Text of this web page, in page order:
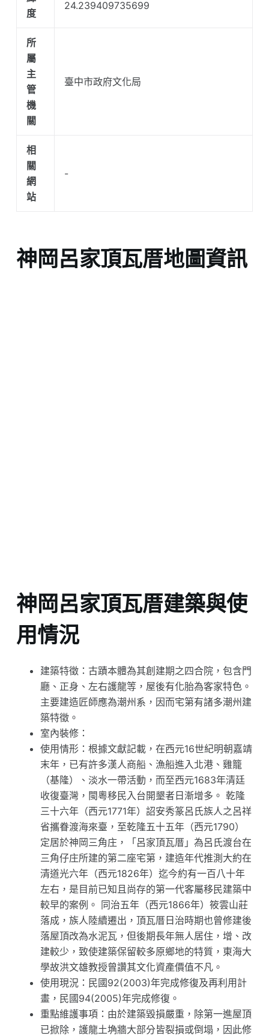
度
24.239409735699
所
屬
主
管
機
關
臺中市政府文化局
相
關
網
站
-
神岡呂家頂瓦厝地圖資訊
神岡呂家頂瓦厝建築與使
用情況
建築特徵：古蹟本體為其創建期之四合院，包含門
廳、正身、左右護龍等，屋後有化胎為客家特色。
主要建造匠師應為潮州系，因而宅第有諸多潮州建
築特徵。
室內裝修：
使用情形：根據文獻記載，在西元16世紀明朝嘉靖
末年，已有許多漢人商船、漁船進入北港、雞籠
（基隆）、淡水一帶活動，而至西元1683年清廷
收復臺灣，閩粵移民入台開墾者日漸增多。 乾隆
三十六年（西元1771年）詔安秀篆呂氏族人之呂祥
省攜眷渡海來臺，至乾隆五十五年（西元1790）
定居於神岡三角庄，「呂家頂瓦厝」為呂氏渡台在
三角仔庄所建的第二座宅第，建造年代推測大約在
清道光六年（西元1826年）迄今約有一百八十年
左右，是目前已知且尚存的第一代客屬移民建築中
較早的案例。 同治五年（西元1866年）筱雲山莊
落成，族人陸續遷出，頂瓦厝日治時期也曾修建後
落屋頂改為水泥瓦，但後期長年無人居住，增、改
建較少，致使建築保留較多原鄉地的特質，東海大
學故洪文雄教授曾讚其文化資產價值不凡。
使用現況：民國92(2003)年完成修復及再利用計
畫，民國94(2005)年完成修復。
重點維護事項：由於建築毀損嚴重，除第一進屋頂
已掀除，護龍土埆牆大部分皆裂損或倒塌，因此修